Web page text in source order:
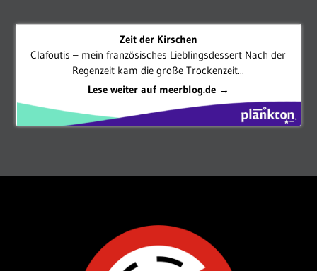
Zeit der Kirschen
Clafoutis – mein französisches Lieblingsdessert Nach der
Regenzeit kam die große Trockenzeit...
Lese weiter auf meerblog.de →